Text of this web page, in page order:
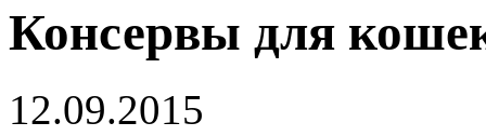
Консервы для
12.09.2015